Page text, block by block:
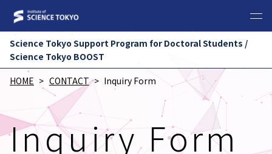
Science Tokyo Support Program for Doctoral Students /
Science Tokyo BOOST
HOME
CONTACT Inquiry Form
Inquiry Form